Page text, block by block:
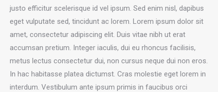
justo efficitur scelerisque id vel ipsum. Sed enim nisl, dapibus
eget vulputate sed, tincidunt ac lorem. Lorem ipsum dolor sit
amet, consectetur adipiscing elit. Duis vitae nibh ut erat
accumsan pretium. Integer iaculis, dui eu rhoncus facilisis,
metus lectus consectetur dui, non cursus neque dui non eros.
In hac habitasse platea dictumst. Cras molestie eget lorem in
interdum. Vestibulum ante ipsum primis in faucibus orci